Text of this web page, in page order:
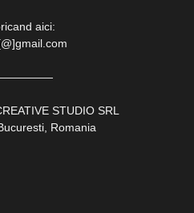
aici:
STUDIO SRL
Romania